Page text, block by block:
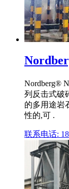
Nordberg®
列反击式破
的多用途岩
性的,可 .
联系电话: